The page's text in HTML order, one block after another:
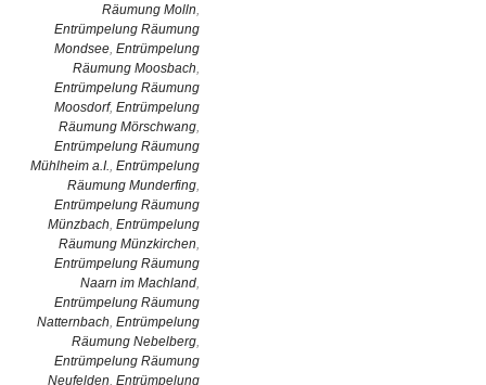
Räumung Molln,
Entrümpelung Räumung
Mondsee, Entrümpelung
Räumung Moosbach,
Entrümpelung Räumung
Moosdorf, Entrümpelung
Räumung Mörschwang,
Entrümpelung Räumung
Mühlheim a.I., Entrümpelung
Räumung Munderfing,
Entrümpelung Räumung
Münzbach, Entrümpelung
Räumung Münzkirchen,
Entrümpelung Räumung
Naarn im Machland,
Entrümpelung Räumung
Natternbach, Entrümpelung
Räumung Nebelberg,
Entrümpelung Räumung
Neufelden, Entrümpelung